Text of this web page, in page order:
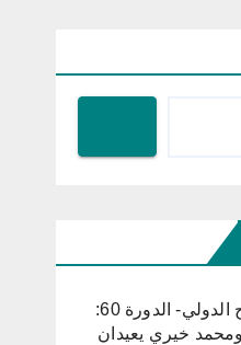
مهرجان قرطاج الدولي- الدورة 60:
ومحمد خيري يعيدان